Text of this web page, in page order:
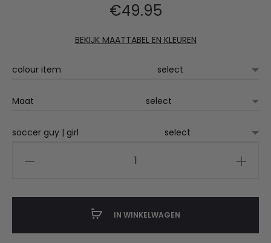
€49.95
BEKIJK MAATTABEL EN KLEUREN
colour item
Maat
soccer guy | girl
IN WINKELWAGEN